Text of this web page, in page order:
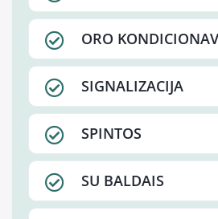
ORO
SIGNALIZACIJA
SPINTOS
SU BALDAIS